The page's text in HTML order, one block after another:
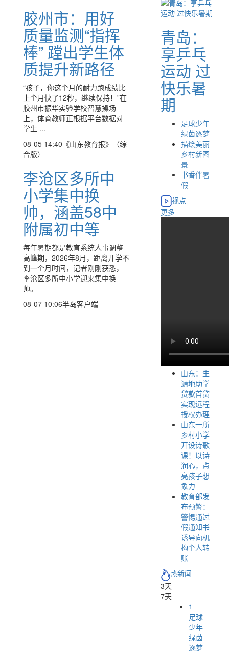
胶州市：用好
质量监测“指挥
棒” 蹚出学生体
质提升新路径
“孩子，你这个月的耐力跑成绩比
上个月快了12秒，继续保持！”在
胶州市振华实验学校智慧操场
上，体育教师正根据平台数据对
学生 ...
08-05 14:40 《山东教育报》（综
合版）
李沧区多所中
小学集中换
帅，涵盖58中
附属初中等
每年暑期都是教育系统人事调整
高峰期，2026年8月，距离开学不
到一个月时间，记者刚刚获悉，
李沧区多所中小学迎来集中换
帅。
08-07 10:06半岛客户端
青岛：
享乒乓
运动 过
快乐暑
期
足球少年
绿茵逐梦
描绘美丽
乡村新图
景
书香伴暑
假
视点
更多
山东：生
源地助学
贷款首贷
实现远程
授权办理
山东一所
乡村小学
开设诗歌
课！以诗
润心，点
亮孩子想
象力
教育部发
布预警：
警惕通过
假通知书
诱导向机
构个人转
账
热新闻
3天
7天
1
足球
少年
绿茵
逐梦